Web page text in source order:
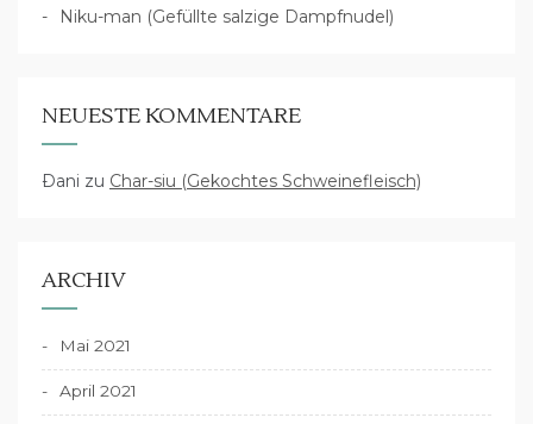
Niku-man (Gefüllte salzige Dampfnudel)
NEUESTE KOMMENTARE
Dani zu Char-siu (Gekochtes Schweinefleisch)
ARCHIV
Mai 2021
April 2021